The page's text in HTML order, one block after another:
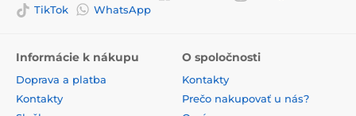
TikTok
WhatsApp
Informácie k nákupu
Doprava a platba
Kontakty
O spoločnosti
Kontakty
Prečo nakupovať u nás?